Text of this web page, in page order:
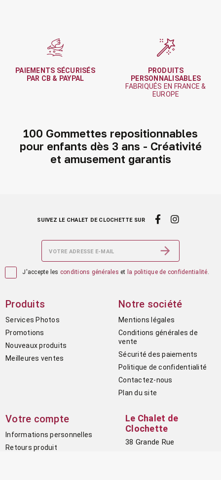
PAIEMENTS SÉCURISÉS
PAR CB & PAYPAL
PRODUITS
PERSONNALISABLES
FABRIQUÉS EN FRANCE &
EUROPE
100 Gommettes repositionnables
pour enfants dès 3 ans - Créativité
et amusement garantis
J'accepte les conditions générales et la politique de confidentialité.
SUIVEZ LE CHALET DE CLOCHETTE SUR
Produits
Services Photos
Promotions
Nouveaux produits
Meilleures ventes
Notre société
Mentions légales
Conditions générales de
vente
Sécurité des paiements
Politique de confidentialité
Contactez-nous
Plan du site
Votre compte
Informations personnelles
Retours produit
Le Chalet de
Clochette
38 Grande Rue